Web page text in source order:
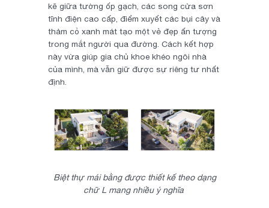
kẽ giữa tường ốp gạch, các song cửa sơn
tĩnh điện cao cấp, điểm xuyết các bụi cây và
thảm cỏ xanh mát tạo một vẻ đẹp ấn tượng
trong mắt người qua đường. Cách kết hợp
này vừa giúp gia chủ khoe khéo ngôi nhà
của mình, mà vẫn giữ được sự riêng tư nhất
định.
Biệt thự mái bằng được thiết kế theo dạng
chữ L mang nhiều ý nghĩa